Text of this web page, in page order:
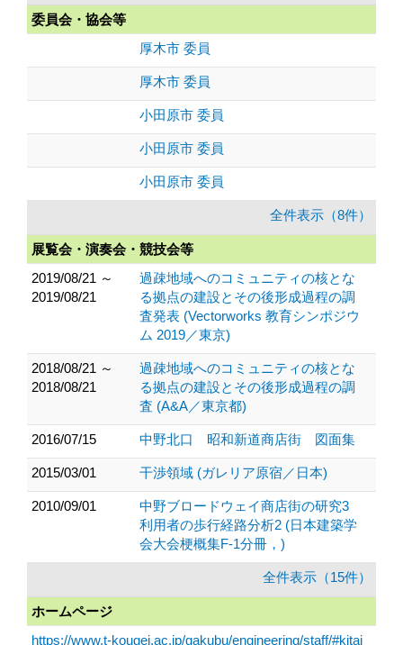
委員会・協会等
厚木市 委員
厚木市 委員
小田原市 委員
小田原市 委員
小田原市 委員
全件表示（8件）
展覧会・演奏会・競技会等
2019/08/21 ～
2019/08/21
過疎地域へのコミュニティの核とな
る拠点の建設とその後形成過程の調
査発表 (Vectorworks 教育シンポジウ
ム 2019／東京)
2018/08/21 ～
2018/08/21
過疎地域へのコミュニティの核とな
る拠点の建設とその後形成過程の調
査 (A&A／東京都)
2016/07/15 中野北口 昭和新道商店街 図面集
2015/03/01 干渉領域 (ガレリア原宿／日本)
2010/09/01
中野ブロードウェイ商店街の研究3
利用者の歩行経路分析2 (日本建築学
会大会梗概集F-1分冊，)
全件表示（15件）
ホームページ
https://www.t-kougei.ac.jp/gakubu/engineering/staff/#kitai